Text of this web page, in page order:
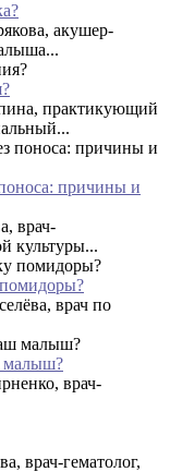
акушер-
практикующий
причины и
врач-
культуры...
помидоры?
врач по
малыш?
врач-
врач-гематолог,